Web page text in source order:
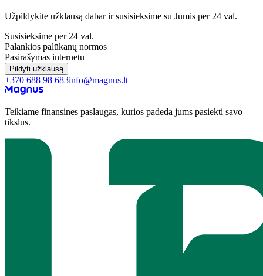
Užpildykite užklausą dabar ir susisieksime su Jumis per 24 val.
Susisieksime per 24 val.
Palankios palūkanų normos
Pasirašymas internetu
Pildyti užklausą
+370 688 98 683info@magnus.lt
Teikiame finansines paslaugas, kurios padeda jums pasiekti savo
tikslus.